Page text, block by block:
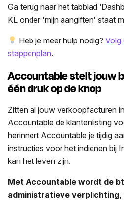
Ga terug naar het tabblad
KL onder 'mijn aangiften' staat
Heb je meer hulp nodig?Volg
stappenplan.
Accountable stelt jouw
één druk op de knop
Zitten al jouw verkoopfacturen
Accountable de klantenlisting
herinnert Accountable je tijdig
instructies voor het indienen bij
kan het leven zijn.
Met Accountable wordt de
administratieve verplichting,